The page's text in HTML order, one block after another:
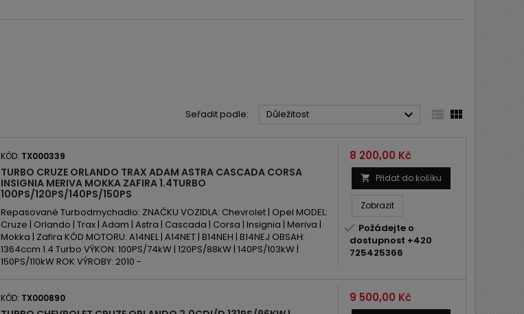
Seřadit podle: Důležitost   
KÓD: TX000339
TURBO CRUZE ORLANDO TRAX ADAM ASTRA CASCADA CORSA
INSIGNIA MERIVA MOKKA ZAFIRA 1.4TURBO
100PS/120PS/140PS/150PS
Repasované Turbodmychadlo: ZNAČKU VOZIDLA: Chevrolet | Opel MODEL:
Cruze | Orlando | Trax | Adam | Astra | Cascada | Corsa | Insignia | Meriva |
Mokka | Zafira KÓD MOTORU: A14NEL | A14NET | B14NEH | B14NEJ OBSAH:
1364ccm 1.4 Turbo VÝKON: 100PS/74kW | 120PS/88kW | 140PS/103kW |
150PS/110kW ROK VÝROBY: 2010 -
Cena
8 200,00 Kč
 Přidat do košíku
Zobrazit
 Požádejte o
dostupnost +420
725425366
KÓD: TX000890 Cena
9 500,00 Kč